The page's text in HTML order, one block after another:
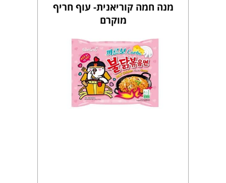
מנה חמה קוריאנית- עוף חריף
מוקרם